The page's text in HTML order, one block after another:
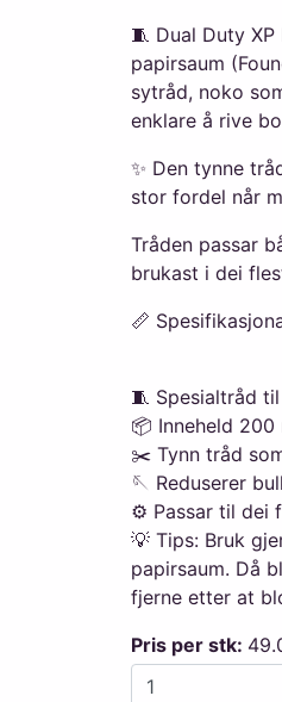
🧵 Dual Duty
papirsaum
sytråd, noko
enklare å rive
✨ Den tynne
stor fordel når
Tråden passar
brukast i dei
📏
🧵 Spesialtråd
📦 Inneheld
✂️ Tynn tråd
🪡 Reduserer
⚙️ Passar til dei
💡 Tips: Bruk
papirsaum. Då
fjerne etter at
Pris per stk: